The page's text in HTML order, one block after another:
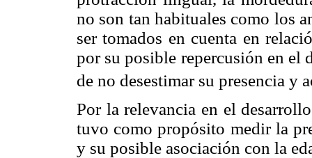
no son tan habituales como los
ser tomados en cuenta en
por su posible repercusión en
de no desestimar su presencia y
Por la relevancia en el
tuvo como propósito medir la
y su posible asociación con la